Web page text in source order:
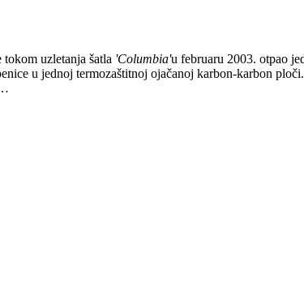
uzletanja šatla 'Columbia'u februaru 2003. otpao
u jednoj termozaštitnoj ojačanoj karbon-karbon